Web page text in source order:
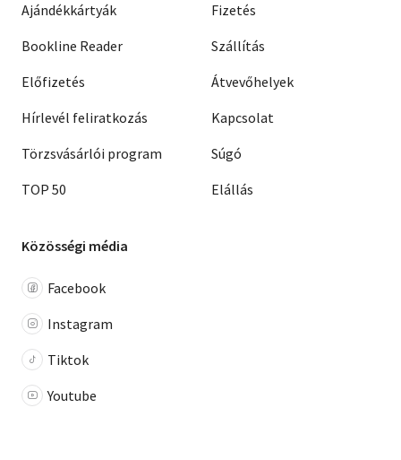
Ajándékkártyák
Bookline Reader
Előfizetés
Hírlevél feliratkozás
Törzsvásárlói program
TOP 50
Fizetés
Szállítás
Átvevőhelyek
Kapcsolat
Súgó
Elállás
Közösségi média
Facebook
Instagram
Tiktok
Youtube